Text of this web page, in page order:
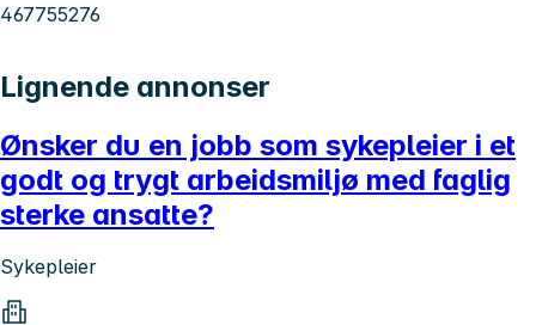
467755276
Lignende annonser
Ønsker du en jobb som sykepleier i et
godt og trygt arbeidsmiljø med faglig
sterke ansatte?
Sykepleier